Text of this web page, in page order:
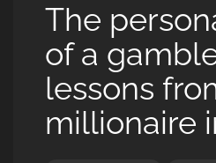
The
of a
lessons
millionaire